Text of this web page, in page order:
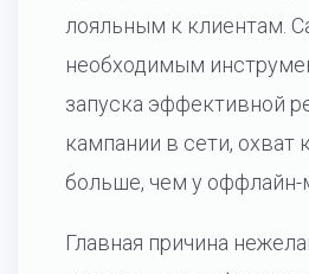
лояльным к клиентам.
необходимым
запуска эффективной
кампании в сети, охват
больше, чем у оффлайн-
Главная причина